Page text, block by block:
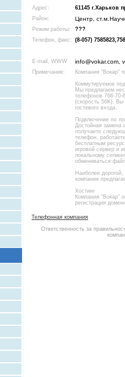
Адрес:
61145 г.Харьков
Район:
Центр,
Режим работы:
???
Телефон, факс: (8-057)
E-mail, WWW info@vokar.com,
Примечание:
Компания "Вокар"
Коммутируемое
Мы предлагаем
телефонов 766-70-
(скорость 56K).
гостевого входа.
Подключение по
Достойная замена
получаете
телефон,
бесплатным
игровой сервер и
локальному
обмениваться
Наиболее
компания
Хостинг
Компания "Вокар"
регистрация
Телефонная компания
Ответственность за